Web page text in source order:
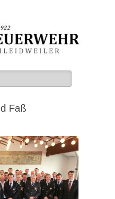
Feuerwehr
Schleidweiler
Faß